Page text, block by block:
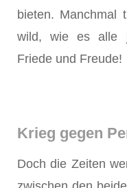
bieten. Manchmal
wild, wie es alle
Friede und Freude!
Krieg gegen
Doch die Zeiten